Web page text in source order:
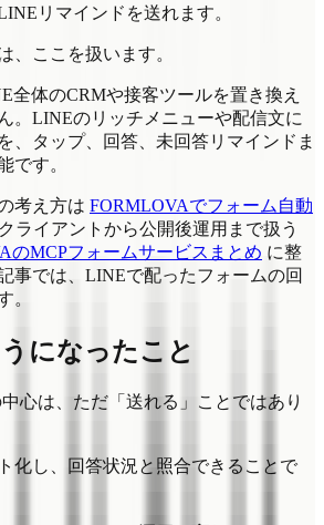
リマインドを送れます。
、ここを扱います。
全体のCRMや接客ツールを置き換え
。LINEのリッチメニューや配信文に
、タップ、回答、未回答リマインドま
です。
考え方は FORMLOVAでフォーム自動
クライアントから公開後運用まで扱う
のMCPフォームサービスまとめ に整
事では、LINEで配ったフォームの回
。
になったこと
心は、ただ「送れる」ことではあり
化し、回答状況と照合できることで